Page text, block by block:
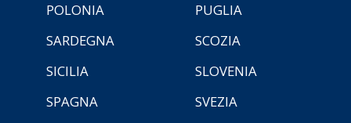
POLONIA
PUGLIA
SARDEGNA
SCOZIA
SICILIA
SLOVENIA
SPAGNA
SVEZIA